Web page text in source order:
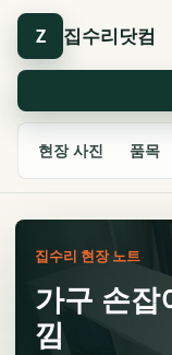
Z 집수리닷컴
현장 사진 품목
집수리 현장 노트
가구 손잡
낌